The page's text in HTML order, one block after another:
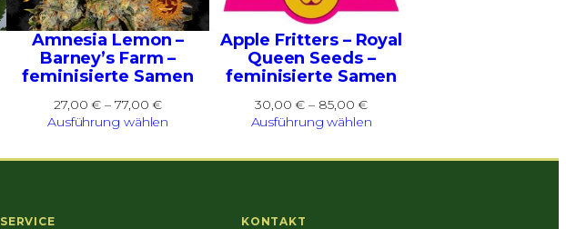
Amnesia Lemon –
Barney’s Farm –
feminisierte Samen
27,00€ – 77,00€Preisspanne:
27,00 €
77,00 €
Ausführung wählen
Apple Fritters – Royal
Queen Seeds –
feminisierte Samen
30,00€ – 85,00€Preisspanne:
30,00 €
85,00 €
Ausführung wählen
SERVICE KONTAKT